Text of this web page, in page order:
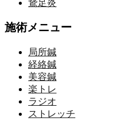
鵞足炎
施術メニュー
局所鍼
経絡鍼
美容鍼
楽トレ
ラジオ
ストレッチ